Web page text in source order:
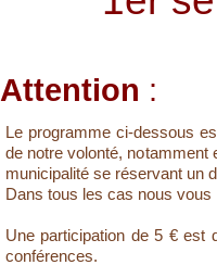
Attention :
Le programme ci-dessous
de notre volonté, notamment
municipalité se réservant un
Dans tous les cas nous
Une participation de 5 € est
conférences.